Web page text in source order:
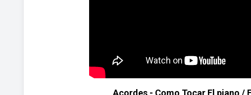
Acordes - Como Tocar El piano /